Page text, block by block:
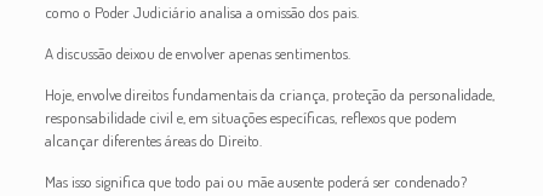
como o Poder Judiciário analisa a omissão dos pais.
A discussão deixou de envolver apenas sentimentos.
Hoje, envolve direitos fundamentais da criança, proteção da personalidade,
responsabilidade civil e, em situações específicas, reflexos que podem
alcançar diferentes áreas do Direito.
Mas isso significa que todo pai ou mãe ausente poderá ser condenado?